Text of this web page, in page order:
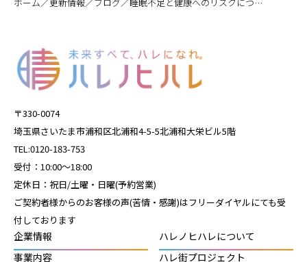
〒330-0074
埼玉県さいたま市浦和区北浦和4-5-5北浦和大栄ビル5階
TEL:0120-183-753
受付：10:00～18:00
定休日：祝日/土曜・日曜(予約営業)
ご契約者様からのお客様の声(苦情・感謝)はフリーダイヤルにても受
付しております
企業情報
ハレノヒハレについて
事業内容
ハレ街プロジェクト